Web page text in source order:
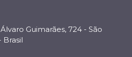
Guimarães, 724 - São
Brasil